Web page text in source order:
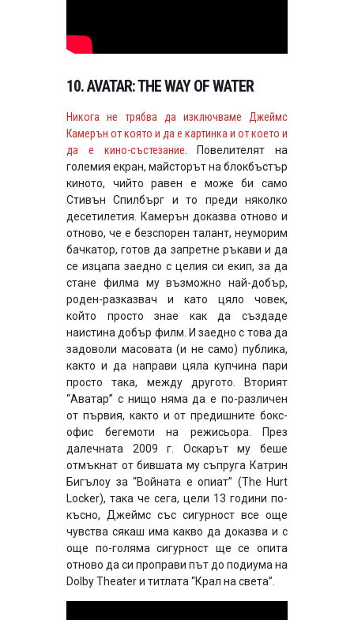
10.AVATAR: THE WAY OF WATER
Никога не трябва да изключваме Джеймс
Камерън от която и да е картинка и от което и
да е кино-състезание . Повелителят на
големия екран, майсторът на блокбъстър
киното, чийто равен е може би само
Стивън Спилбърг и то преди няколко
десетилетия. Камерън доказва отново и
отново, че е безспорен талант, неуморим
бачкатор, готов да запретне ръкави и да
се изцапа заедно с целия си екип, за да
стане филма му възможно най-добър,
роден-разказвач и като цяло човек,
който просто знае как да създаде
наистина добър филм. И заедно с това да
задоволи масовата (и не само) публика,
както и да направи цяла купчина пари
просто така, между другото. Вторият
“Аватар” с нищо няма да е по-различен
от първия, както и от предишните бокс-
офис бегемоти на режисьора. През
далечната 2009 г. Оскарът му беше
отмъкнат от бившата му съпруга Катрин
Бигълоу за “Войната е опиат” (The Hurt
Locker), така че сега, цели 13 години по-
късно, Джеймс със сигурност все още
чувства сякаш има какво да доказва и с
още по-голяма сигурност ще се опита
отново да си проправи път до подиума на
Dolby Theater и титлата “Крал на света”.